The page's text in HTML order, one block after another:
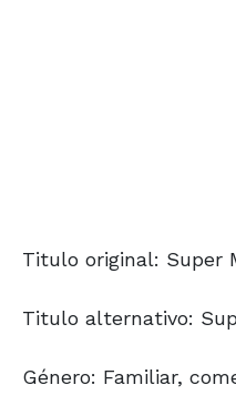
Titulo original: Super
Titulo alternativo:
Género: Familiar,